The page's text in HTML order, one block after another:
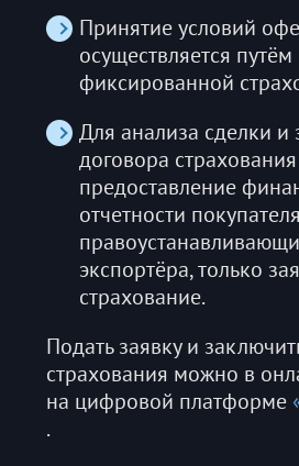
Принятие условий
осуществляется
фиксированной
Для анализа сделки и
договора
предоставление
отчетности
экспортёра, только
страхование.
Подать заявку и
страхования можно в
на цифровой платформе
.